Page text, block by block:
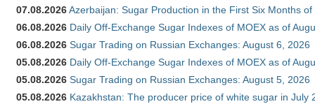
07.08.2026Azerbaijan: Sugar Production in the First Six Months of
06.08.2026 Daily Off-Exchange Sugar Indexes of MOEX as of
06.08.2026 Sugar Trading on Russian Exchanges: August 6, 2026
05.08.2026 Daily Off-Exchange Sugar Indexes of MOEX as of
05.08.2026 Sugar Trading on Russian Exchanges: August 5, 2026
05.08.2026 Kazakhstan: The producer price of white sugar in July